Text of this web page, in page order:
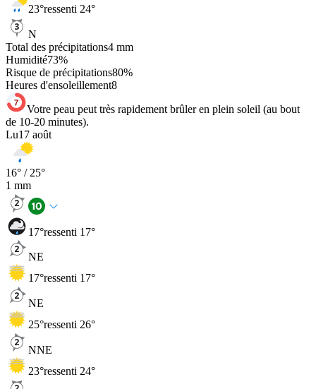
23°ressenti 24°
N
Total des précipitations4 mm
Humidité73%
Risque de précipitations80%
Heures d'ensoleillement8
Votre peau peut très rapidement brûler en plein soleil (au bout
de 10-20 minutes).
Lu17 août
16° / 25°
1 mm
17°ressenti 17°
NE
17°ressenti 17°
NE
25°ressenti 26°
NNE
23°ressenti 24°